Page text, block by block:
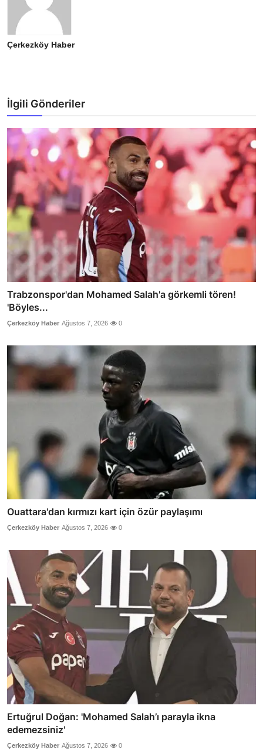
Çerkezköy Haber
İlgili Gönderiler
Trabzonspor'dan Mohamed Salah'a görkemli tören!
'Böyles...
Çerkezköy Haber Ağustos 7, 2026 0
Ouattara'dan kırmızı kart için özür paylaşımı
Çerkezköy Haber Ağustos 7, 2026 0
Ertuğrul Doğan: 'Mohamed Salah’ı parayla ikna
edemezsiniz'
Çerkezköy Haber Ağustos 7, 2026 0